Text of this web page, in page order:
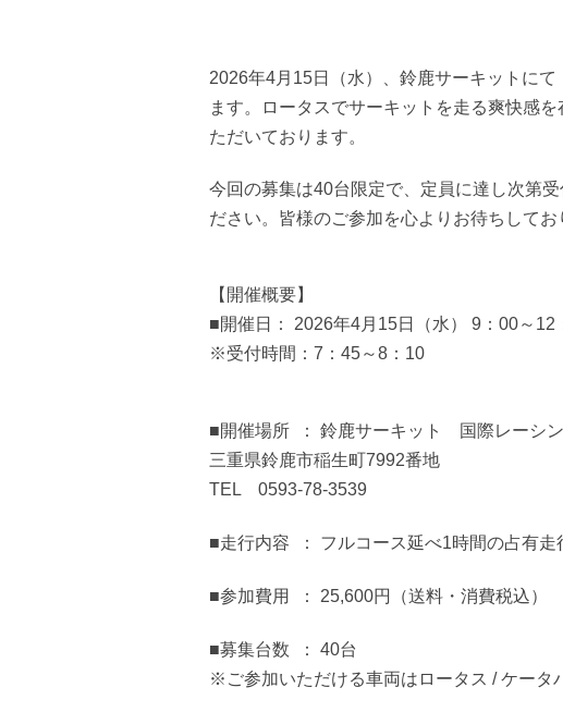
2026年4月15日（水）、鈴鹿サーキットにて
ます。ロータスでサーキットを走る爽快感
ただいております。
今回の募集は40台限定で、定員に達し次第
ださい。皆様のご参加を心よりお待ちしてお
【開催概要】
■開催日： 2026年4月15日（水） 9：00～12
※受付時間：7：45～8：10
■開催場所 ： 鈴鹿サーキット 国際レーシン
三重県鈴鹿市稲生町7992番地
TEL 0593-78-3539
■走行内容 ： フルコース延べ1時間の占有走
■参加費用 ： 25,600円（送料・消費税込）
■募集台数 ： 40台
※ご参加いただける車両はロータス / ケータ